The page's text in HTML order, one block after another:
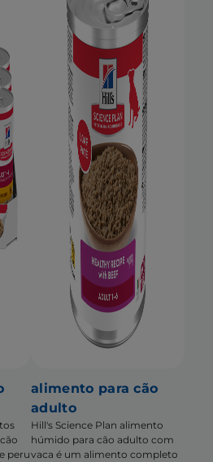
peru
alimento para cão
adulto
Hill's Science Plan alimento
húmido para cão adulto com
vaca é um alimento completo